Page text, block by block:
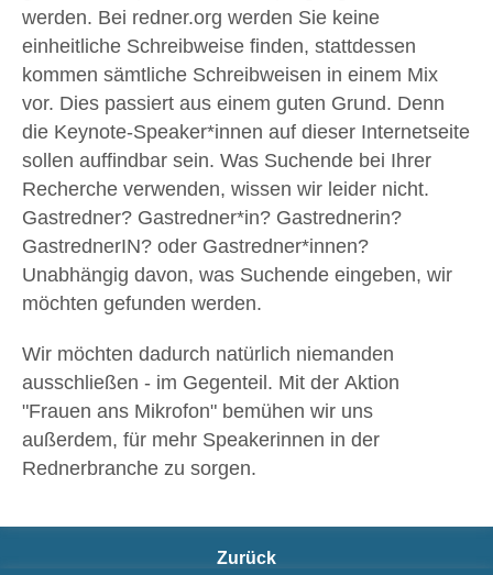
werden. Bei redner.org werden Sie keine
einheitliche Schreibweise finden, stattdessen
kommen sämtliche Schreibweisen in einem Mix
vor. Dies passiert aus einem guten Grund. Denn
die Keynote-Speaker*innen auf dieser Internetseite
sollen auffindbar sein. Was Suchende bei Ihrer
Recherche verwenden, wissen wir leider nicht.
Gastredner? Gastredner*in? Gastrednerin?
GastrednerIN? oder Gastredner*innen?
Unabhängig davon, was Suchende eingeben, wir
möchten gefunden werden.
Wir möchten dadurch natürlich niemanden
ausschließen - im Gegenteil. Mit der Aktion
"Frauen ans Mikrofon" bemühen wir uns
außerdem, für mehr Speakerinnen in der
Rednerbranche zu sorgen.
Zurück